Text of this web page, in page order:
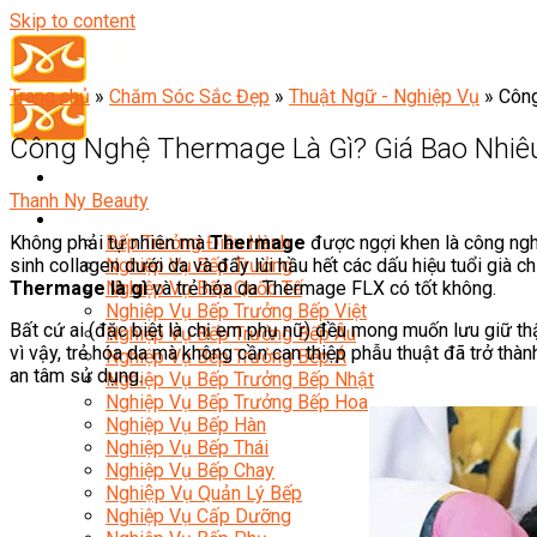
Skip to content
Bếp Trưởng Điều Hành
Nghiệp Vụ Bếp Trưởng
Nghiệp Vụ Bếp Quốc Tế
Nghiệp Vụ Bếp Trưởng Bếp Việt
Nghiệp Vụ Bếp Trưởng Bếp Âu
Nghiệp Vụ Bếp Trưởng Bếp Á
Nghiệp Vụ Bếp Trưởng Bếp Nhật
Nghiệp Vụ Bếp Trưởng Bếp Hoa
Nghiệp Vụ Bếp Hàn
Nghiệp Vụ Bếp Thái
Nghiệp Vụ Bếp Chay
Nghiệp Vụ Quản Lý Bếp
Nghiệp Vụ Cấp Dưỡng
Trang chủ » Chăm Sóc Sắc Đẹp » Thuật Ngữ - Nghiệp Vụ »
Công Nghệ Thermage Là Gì? Giá Bao
Thanh Ny Beauty
Không phải tự nhiên màThermage được ngợi khen là công
sinh collagen dưới da và đẩy lùi hầu hết các dấu hiệu tuổi già
Thermage là gìvà trẻ hóa da Thermage FLX có tốt không.
Bất cứ ai (đặc biệt là chị em phụ nữ) đều mong muốn lưu giữ
vì vậy, trẻ hóa da mà không cần can thiệp phẫu thuật đã trở
an tâm sử dụng.